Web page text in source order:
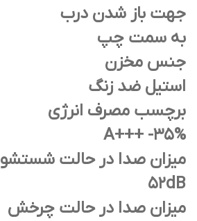
جهت باز شدن درب
به سمت چپ
جنس مخزن
استیل ضد زنگ
برچسب مصرف انرژی
A+++ -35%
میزان صدا در حالت شستشو
52dB
میزان صدا در حالت چرخش